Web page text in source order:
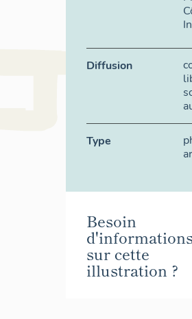
Diffusion
Type
Besoin
sur cette
illustration ?